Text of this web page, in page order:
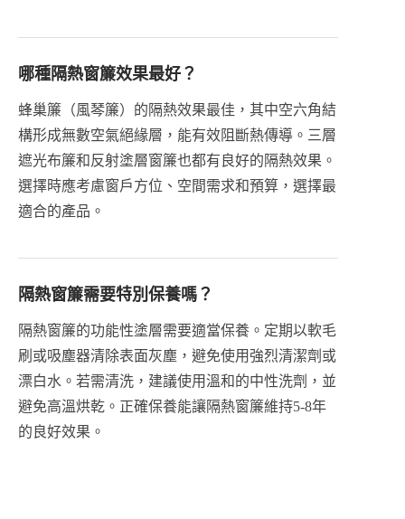
哪種隔熱窗簾效果最好？
蜂巢簾（風琴簾）的隔熱效果最佳，其中空六角結
構形成無數空氣絕緣層，能有效阻斷熱傳導。三層
遮光布簾和反射塗層窗簾也都有良好的隔熱效果。
選擇時應考慮窗戶方位、空間需求和預算，選擇最
適合的產品。
隔熱窗簾需要特別保養嗎？
隔熱窗簾的功能性塗層需要適當保養。定期以軟毛
刷或吸塵器清除表面灰塵，避免使用強烈清潔劑或
漂白水。若需清洗，建議使用溫和的中性洗劑，並
避免高溫烘乾。正確保養能讓隔熱窗簾維持5-8年
的良好效果。